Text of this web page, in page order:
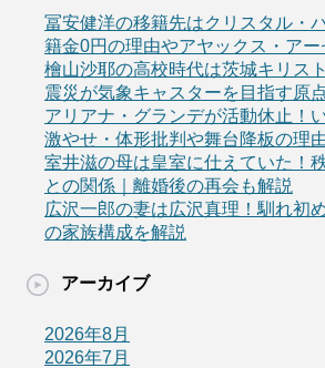
冨安健洋の移籍先はクリスタル・
籍金0円の理由やアヤックス・ア
檜山沙耶の高校時代は茨城キリス
震災が気象キャスターを目指す原
アリアナ・グランデが活動休止！
激やせ・体形批判や舞台降板の理
室井滋の母は皇室に仕えていた！
との関係｜離婚後の再会も解説
広沢一郎の妻は広沢真理！馴れ初
の家族構成を解説
アーカイブ
2026年8月
2026年7月